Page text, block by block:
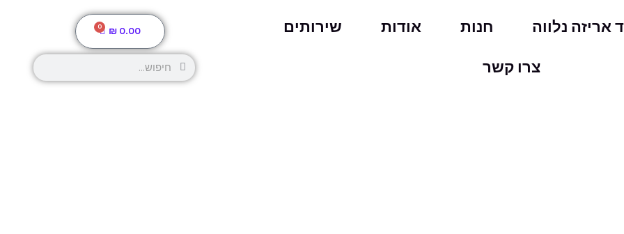
אריזה נלווה חנות אודות שירותים
צרו קשר
₪0.00
0עגלת
קניות
חיפושחיפוש